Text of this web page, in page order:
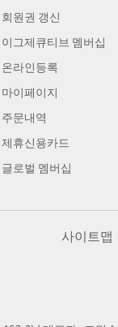
회원권 갱신
이그제큐티브 멤버십
온라인등록
마이페이지
주문내역
제휴신용카드
글로벌 멤버십
사이트맵